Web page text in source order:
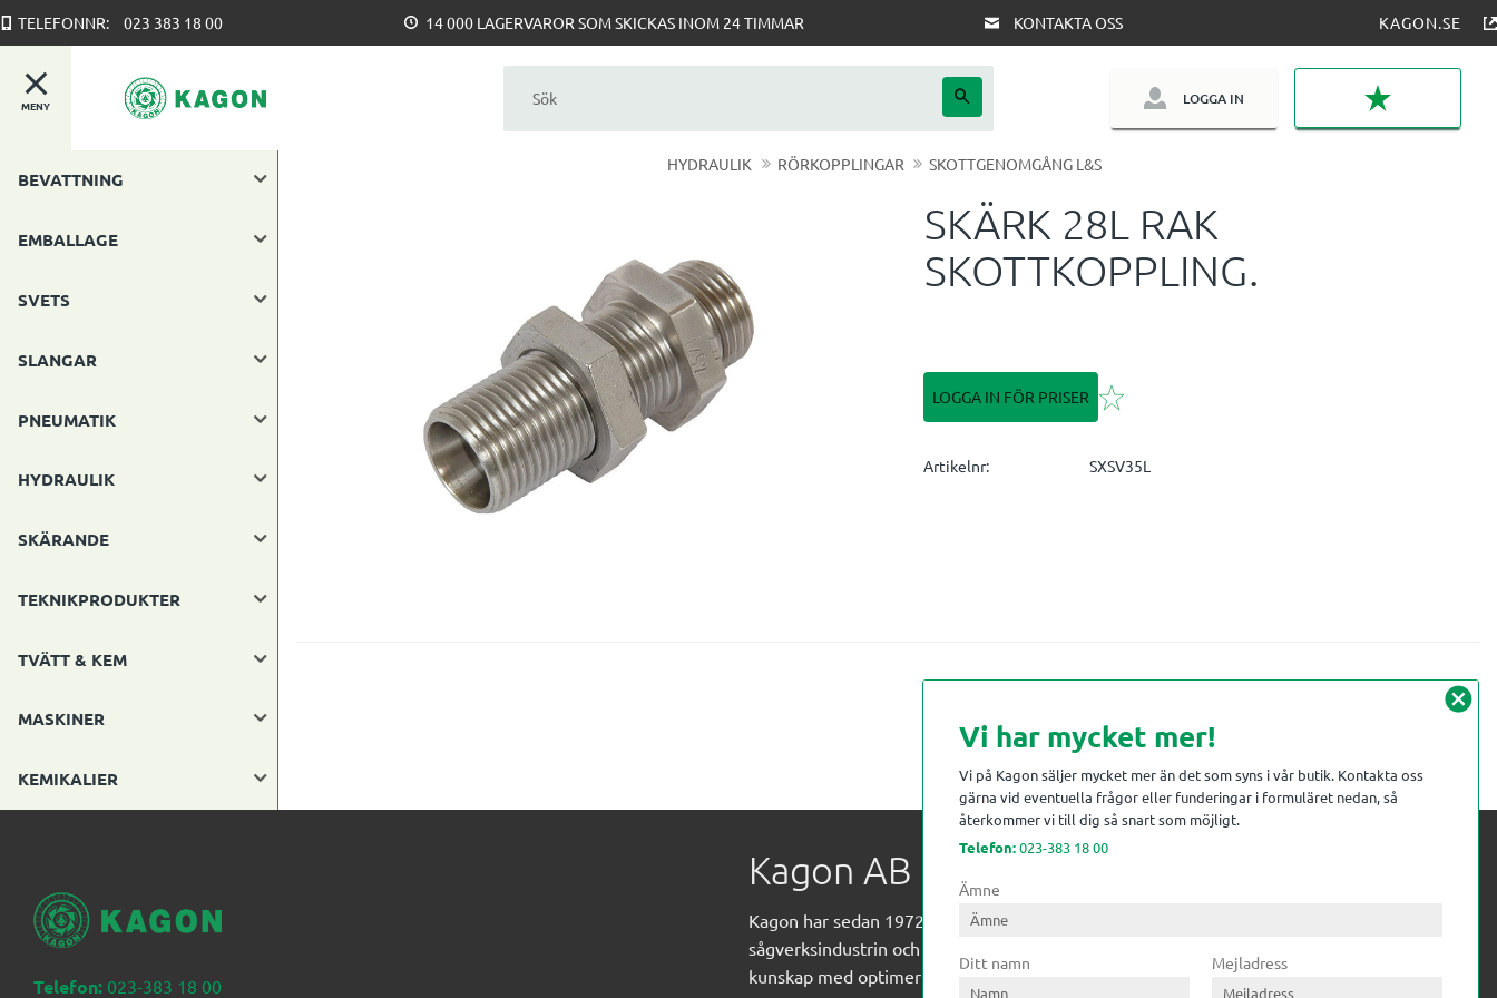
TELEFONNR: 023 383 18 00 14 000 LAGERVAROR SOM SKICKAS INOM 24 TIMMAR KONTAKTA OSS KAGON.SE
MENY LOGGA IN
HYDRAULIK RÖRKOPPLINGAR SKOTTGENOMGÅNG L&S
SKÄRK 28L RAK
SKOTTKOPPLING.
LOGGA IN FÖR PRISER Lägg till i favoriter
Artikelnr SXSV35L
BEVATTNING
EMBALLAGE
SVETS
SLANGAR
PNEUMATIK
HYDRAULIK
SKÄRANDE
TEKNIKPRODUKTER
TVÄTT & KEM
MASKINER
KEMIKALIER
Telefon: 023-383 18 00
Kagon AB
Kagon har sedan 1972 levererat kompetens till
sågverksindustrin och övrig industri. Till träindustrin tillför vi
kunskap med optimeringslösningar från timmerplanen hela
cancel
Vi har mycket mer!
Vi på Kagon säljer mycket mer än det som syns i vår butik. Kontakta oss
gärna vid eventuella frågor eller funderingar i formuläret nedan, så
återkommer vi till dig så snart som möjligt.
Telefon:023-383 18 00
Ämne
Ditt namn Mejladress